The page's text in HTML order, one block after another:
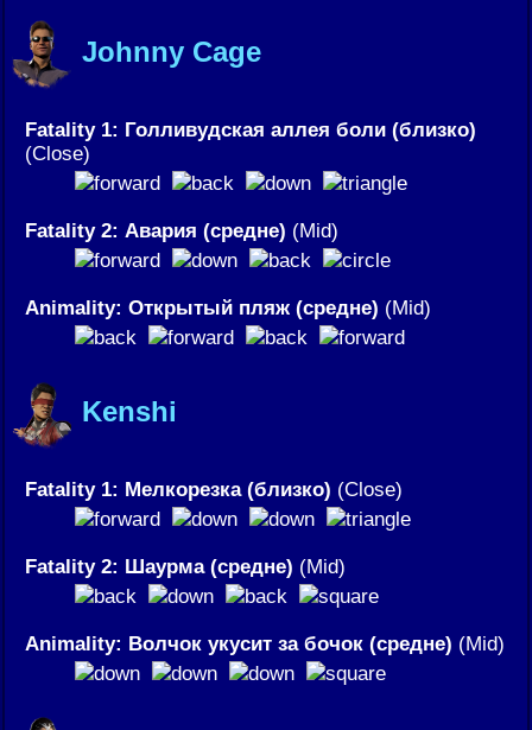
Johnny Cage
Fatality 1: Голливудская аллея боли (близко)
(Close)
Fatality 2: Авария (средне) (Mid)
Animality: Открытый пляж (средне) (Mid)
Kenshi
Fatality 1: Мелкорезка (близко) (Close)
Fatality 2: Шаурма (средне) (Mid)
Animality: Волчок укусит за бочок (средне) (Mid)